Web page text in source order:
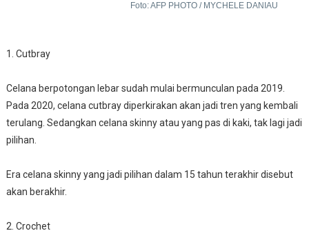
Foto: AFP PHOTO / MYCHELE DANIAU
1. Cutbray
Celana berpotongan lebar sudah mulai bermunculan pada 2019.
Pada 2020, celana cutbray diperkirakan akan jadi tren yang kembali
terulang. Sedangkan celana skinny atau yang pas di kaki, tak lagi jadi
pilihan.
Era celana skinny yang jadi pilihan dalam 15 tahun terakhir disebut
akan berakhir.
2. Crochet